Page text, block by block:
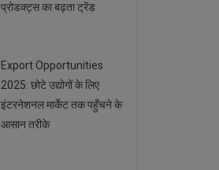
प्रोडक्ट्स का बढ़ता ट्रेंड
Export Opportunities
2025: छोटे उद्योगों के लिए
इंटरनेशनल मार्केट तक पहुँचने के
आसान तरीके